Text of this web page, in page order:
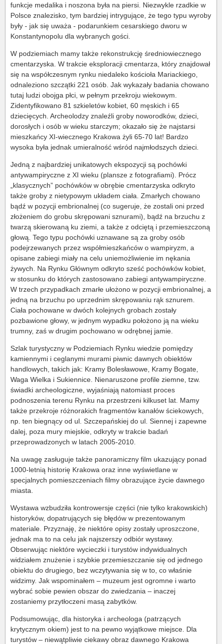
funkcje medalika i noszona była na piersi. Niezwykle rzadkie w
Polsce znalezisko, tym bardziej intrygujące, że tego typu wyroby
były - jak się uważa - podarunkiem cesarskiego dworu w
Konstantynopolu dla wybranych gości.
W podziemiach mamy także rekonstrukcję średniowiecznego
cmentarzyska. W trakcie eksploracji cmentarza, który znajdował
się na współczesnym rynku niedaleko kościoła Mariackiego,
odnaleziono szczątki 221 osób. Jak wykazały badania chowano
tutaj ludzi obojga płci, w pełnym przekroju wiekowym.
Zidentyfikowano 81 szkieletów kobiet, 60 męskich i 65
dziecięcych. Archeolodzy znaleźli groby noworodków, dzieci,
dorosłych i osób w wieku starczym; okazało się że najstarsi
mieszkańcy XI-wiecznego Krakowa żyli 65-70 lat! Bardzo
wysoka była jednak umieralność wśród najmłodszych dzieci.
Jedną z najbardziej unikatowych ekspozycji są pochówki
antywampiryczne z XI wieku (plansze z fotografiami). Prócz
„klasycznych” pochówków w obrębie cmentarzyska odkryto
także groby z nietypowym układem ciała. Zmarłych chowano
bądź w pozycji embrionalnej (co sugeruje, że zostali oni przed
złożeniem do grobu skrępowani sznurami), bądź na brzuchu z
twarzą skierowaną ku ziemi, a także z odciętą i przemieszczoną
głową. Tego typu pochówki uznawane są za groby osób
podejrzewanych przez współmieszkańców o wampiryzm, a
opisane zabiegi miały na celu uniemożliwienie im nękania
żywych. Na Rynku Głównym odkryto sześć pochówków kobiet,
w stosunku do których zastosowano zabiegi antywampiryczne.
W trzech przypadkach zmarłe ułożono w pozycji embrionalnej, a
jedną na brzuchu po uprzednim skrępowaniu rąk sznurem.
Ciała pochowane w dwóch kolejnych grobach zostały
pozbawione głowy, w jednym wypadku położono ją na wieku
trumny, zaś w drugim pochowano w odrębnej jamie.
Szlak turystyczny w Podziemiach Rynku wiedzie pomiędzy
kamiennymi i ceglanymi murami piwnic dawnych obiektów
handlowych, takich jak: Kramy Bolesławowe, Kramy Bogate,
Waga Wielka i Sukiennice. Nienaruszone profile ziemne, tzw.
świadki archeologiczne, wyjaśniają natomiast proces
podnoszenia terenu Rynku na przestrzeni kilkuset lat. Mamy
także przekroje różnorakich fragmentów kanałów ściekowych,
np. ten biegnący od ul. Szczepańskiej do ul. Siennej i zapewne
dalej, poza mury miejskie, odkryty w trakcie badań
przeprowadzonych w latach 2005-2010.
Na uwagę zasługuje także panoramiczny film ukazujący ponad
1000-letnią historię Krakowa oraz inne wyświetlane w
specjalnych pomieszczeniach filmy obrazujące życie dawnego
miasta.
Wystawa wzbudziła kontrowersje części (nie tylko krakowskich)
historyków, dopatrujących się błędów w prezentowanym
materiale. Przyznaję, że niektóre opisy zostały uproszczone,
jednak ma to na celu jak najszerszy odbiór wystawy.
Obserwując niektóre wycieczki i turystów indywidualnych
widziałem znużenie i szybkie przemieszczanie się od jednego
obiektu do drugiego, bez wczytywania się w to, co właśnie
widzimy. Jak wspominałem – muzeum jest ogromne i warto
wybrać sobie pewien obszar do zwiedzania – inaczej
zostaniemy przytłoczeni masą zabytków.
Podsumowując, dla historyka i archeologa (patrzących
krytycznym okiem) jest to na pewno wyjątkowe miejsce. Dla
turystów – niewątpliwie ciekawy obraz dawnego Krakowa